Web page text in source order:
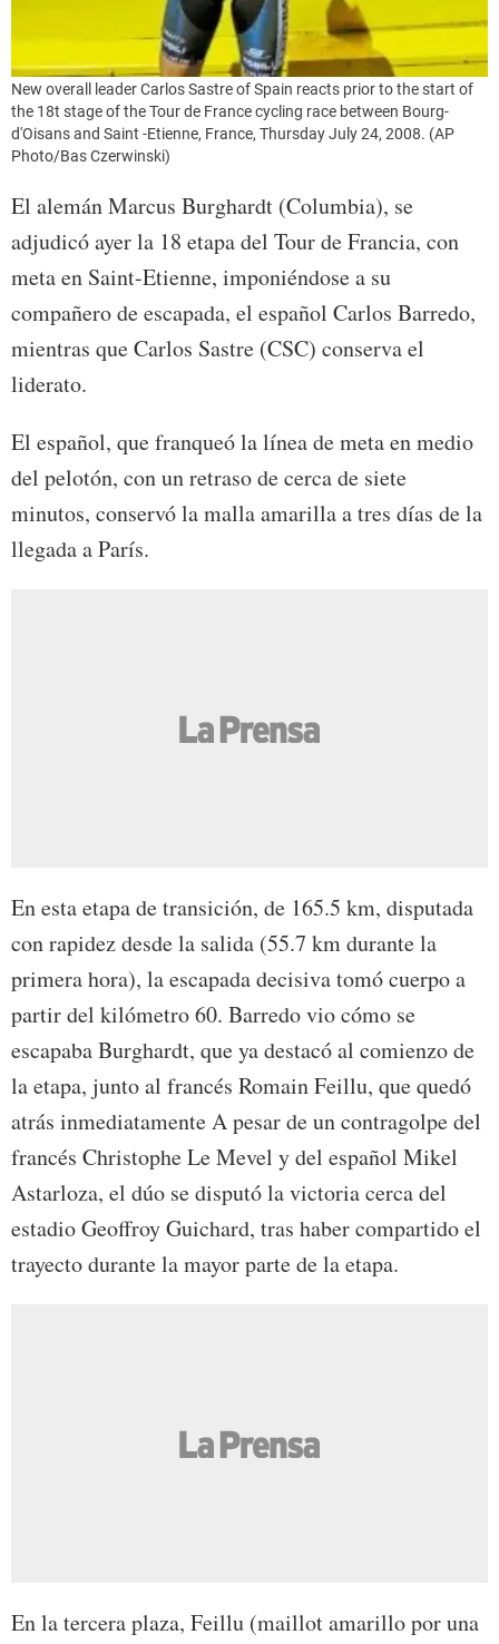
New overall leader Carlos Sastre of Spain reacts prior to the start of
the 18t stage of the Tour de France cycling race between Bourg-
d'Oisans and Saint -Etienne, France, Thursday July 24, 2008. (AP
Photo/Bas Czerwinski)
El alemán Marcus Burghardt (Columbia), se
adjudicó ayer la 18 etapa del Tour de Francia, con
meta en Saint-Etienne, imponiéndose a su
compañero de escapada, el español Carlos Barredo,
mientras que Carlos Sastre (CSC) conserva el
liderato.
El español, que franqueó la línea de meta en medio
del pelotón, con un retraso de cerca de siete
minutos, conservó la malla amarilla a tres días de la
llegada a París.
En esta etapa de transición, de 165.5 km, disputada
con rapidez desde la salida (55.7 km durante la
primera hora), la escapada decisiva tomó cuerpo a
partir del kilómetro 60. Barredo vio cómo se
escapaba Burghardt, que ya destacó al comienzo de
la etapa, junto al francés Romain Feillu, que quedó
atrás inmediatamente A pesar de un contragolpe del
francés Christophe Le Mevel y del español Mikel
Astarloza, el dúo se disputó la victoria cerca del
estadio Geoffroy Guichard, tras haber compartido el
trayecto durante la mayor parte de la etapa.
En la tercera plaza, Feillu (maillot amarillo por una